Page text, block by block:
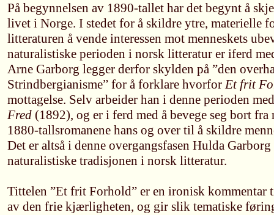
På begynnelsen av 1890-tallet har det begynt å
livet i Norge. I stedet for å skildre ytre, materielle
litteraturen å vende interessen mot menneskets
naturalistiske perioden i norsk litteratur er iferd
Arne Garborg legger derfor skylden på ”den
Strindbergianisme” for å forklare hvorforEt frit
mottagelse. Selv arbeider han i denne perioden
Fred (1892), og er i ferd med å bevege seg bort fra
1880-tallsromanene hans og over til å skildre
Det er altså i denne overgangsfasen Hulda
naturalistiske tradisjonen i norsk litteratur.
Tittelen ”Et frit Forhold” er en ironisk kommentar
av den frie kjærligheten, og gir slik tematiske